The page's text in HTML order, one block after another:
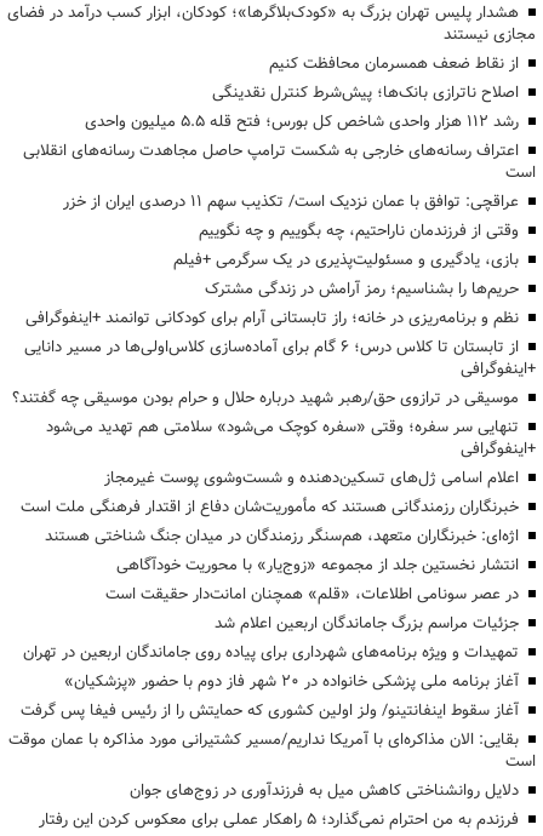
هشدار پلیس تهران بزرگ به «کودک‌بلاگرها»؛ کودکان، ابزار کسب درآمد در فضای
مجازی نیستند
از نقاط ضعف همسرمان محافظت کنیم
اصلاح ناترازی بانک‌ها؛ پیش‌شرط کنترل نقدینگی
رشد ۱۱۲ هزار واحدی شاخص کل بورس؛ فتح قله ۵.۵ میلیون واحدی
اعتراف رسانه‌های خارجی به شکست ترامپ حاصل مجاهدت رسانه‌های انقلابی
است
عراقچی: توافق با عمان نزدیک است/ تکذیب سهم ۱۱ درصدی ایران از خزر
وقتی از فرزندمان ناراحتیم، چه بگوییم و چه نگوییم
بازی، یادگیری و مسئولیت‌پذیری در یک سرگرمی +فیلم
حریم‌ها را بشناسیم؛ رمز آرامش در زندگی مشترک
نظم و برنامه‌ریزی در خانه؛ راز تابستانی آرام برای کودکانی توانمند +اینفوگرافی
از تابستان تا کلاس درس؛ ۶ گام برای آماده‌سازی کلاس‌اولی‌ها در مسیر دانایی
+اینفوگرافی
موسیقی در ترازوی حق/رهبر شهید درباره حلال و حرام بودن موسیقی چه گفتند؟
تنهایی سر سفره؛ وقتی «سفره کوچک می‌شود» سلامتی هم تهدید می‌شود
+اینفوگرافی
اعلام اسامی ژل‌های تسکین‌دهنده و شست‌وشوی پوست غیرمجاز
خبرنگاران رزمندگانی هستند که مأموریت‌شان دفاع از اقتدار فرهنگی ملت است
اژه‌ای: خبرنگاران متعهد، هم‌سنگر رزمندگان در میدان جنگ شناختی هستند
انتشار نخستین جلد از مجموعه «زوج‌یار» با محوریت خودآگاهی
در عصر سونامی اطلاعات، «قلم» همچنان امانت‌دار حقیقت است
جزئیات مراسم بزرگ جاماندگان اربعین اعلام شد
تمهیدات و ویژه برنامه‌های شهرداری برای پیاده روی جاماندگان اربعین در تهران
آغاز برنامه ملی پزشکی خانواده در ۲۰ شهر فاز دوم با حضور «پزشکیان»
آغاز سقوط اینفانتینو/ ولز اولین کشوری که حمایتش را از رئیس فیفا پس گرفت
بقایی: الان مذاکره‌ای با آمریکا نداریم/مسیر کشتیرانی مورد مذاکره با عمان موقت
است
دلایل روانشناختی کاهش میل به فرزندآوری در زوج‌های جوان
فرزندم به من احترام نمی‌گذارد؛ ۵ راهکار عملی برای معکوس کردن این رفتار